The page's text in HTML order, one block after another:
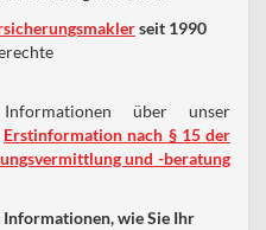
seit 1990
über unser
Erstinformation nach § 15 der
und -beratung
wie Sie Ihr